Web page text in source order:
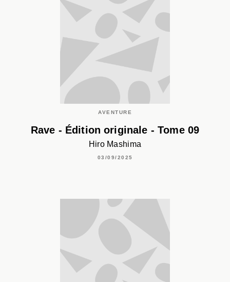
AVENTURE
Rave - Édition originale - Tome 09
Hiro Mashima
03/09/2025